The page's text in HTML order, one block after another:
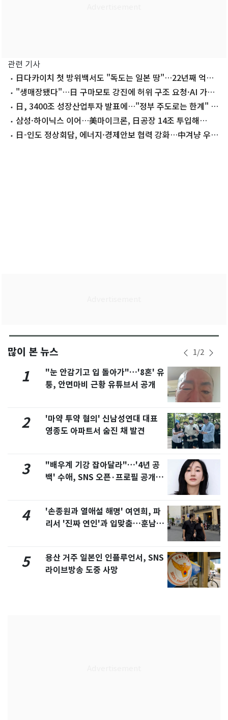
관련 기사
日다카이치 첫 방위백서도 "독도는 일본 땅"…22년째 억지
주장"생매장됐다"…日 구마모토 강진에 허위 구조 요청·AI 가짜
영상 확산
日, 3400조 성장산업투자 발표에…"정부 주도로는 한계" 비
판론삼성·하이닉스 이어…美마이크론, 日공장 14조 투입해
HBM 증설
日-인도 정상회담, 에너지·경제안보 협력 강화…中겨냥 우려
많이 본 뉴스 1/2
1
"눈 안감기고 입 돌아가"…'8혼' 유
퉁, 안면마비 근황 유튜브서 공개
2
'마약 투약 혐의' 신남성연대 대표
영종도 아파트서 숨진 채 발견
3
"배우계 기강 잡아달라"…'4년 공
백' 수애, SNS 오픈·프로필 공개
4
'손종원과 열애설 해명' 여연희, 파
리서 '진짜 연인'과 입맞춤…훈남이
5
용산 거주 일본인 인플루언서, SNS
라이브방송 도중 사망